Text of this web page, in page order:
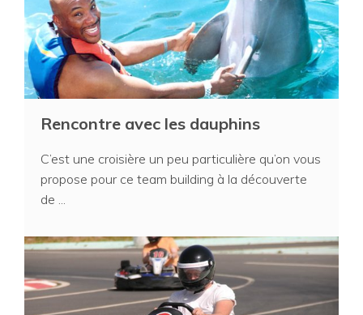
Rencontre avec les dauphins
C’est une croisière un peu particulière qu’on vous
propose pour ce team building à la découverte
de ...